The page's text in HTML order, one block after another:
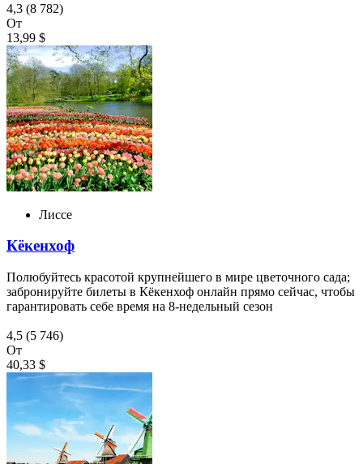
4,3 (8 782)
От
13,99 $
Лиссе
Кёкенхоф
Полюбуйтесь красотой крупнейшего в мире цветочного сада;
забронируйте билеты в Кёкенхоф онлайн прямо сейчас, чтобы
гарантировать себе время на 8-недельный сезон
4,5 (5 746)
От
40,33 $